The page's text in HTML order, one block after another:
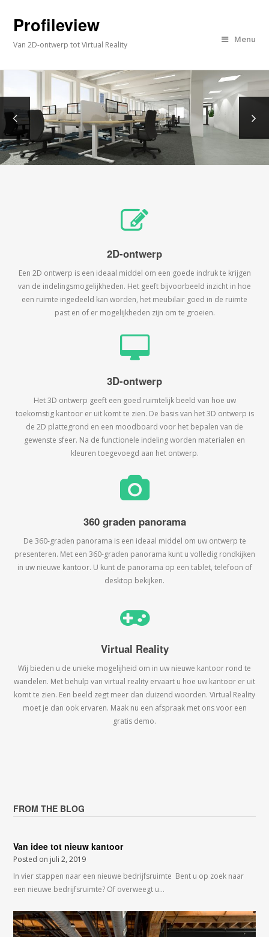
Profileview
Van 2D-ontwerp tot Virtual Reality
Menu
2D-ontwerp
Een 2D ontwerp is een ideaal middel om een goede indruk te krijgen
van de indelingsmogelijkheden. Het geeft bijvoorbeeld inzicht in hoe
een ruimte ingedeeld kan worden, het meubilair goed in de ruimte
past en of er mogelijkheden zijn om te groeien.
3D-ontwerp
Het 3D ontwerp geeft een goed ruimtelijk beeld van hoe uw
toekomstig kantoor er uit komt te zien. De basis van het 3D ontwerp is
de 2D plattegrond en een moodboard voor het bepalen van de
gewenste sfeer. Na de functionele indeling worden materialen en
kleuren toegevoegd aan het ontwerp.
360 graden panorama
De 360-graden panorama is een ideaal middel om uw ontwerp te
presenteren. Met een 360-graden panorama kunt u volledig rondkijken
in uw nieuwe kantoor. U kunt de panorama op een tablet, telefoon of
desktop bekijken.
Virtual Reality
Wij bieden u de unieke mogelijheid om in uw nieuwe kantoor rond te
wandelen. Met behulp van virtual reality ervaart u hoe uw kantoor er uit
komt te zien. Een beeld zegt meer dan duizend woorden. Virtual Reality
moet je dan ook ervaren. Maak nu een afspraak met ons voor een
gratis demo.
FROM THE BLOG
Van idee tot nieuw kantoor
Posted on juli 2, 2019
In vier stappen naar een nieuwe bedrijfsruimte Bent u op zoek naar
een nieuwe bedrijfsruimte? Of overweegt u…